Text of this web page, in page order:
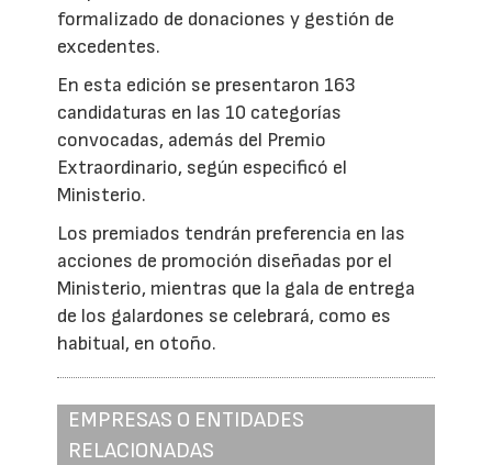
formalizado de donaciones y gestión de
excedentes.
En esta edición se presentaron 163
candidaturas en las 10 categorías
convocadas, además del Premio
Extraordinario, según especificó el
Ministerio.
Los premiados tendrán preferencia en las
acciones de promoción diseñadas por el
Ministerio, mientras que la gala de entrega
de los galardones se celebrará, como es
habitual, en otoño.
EMPRESAS O ENTIDADES
RELACIONADAS